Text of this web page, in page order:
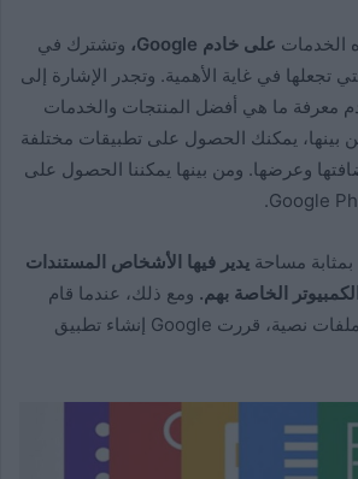
الخدمات على خادم Google،
وتشترك في
تجعلها في غاية الأهمية. وتجدر الإشارة إلى
معرفة ما هي أفضل المنتجات والخدمات
بينها، يمكنك الحصول على تطبيقات مختلفة
وعرضها. ومن بينها يمكننا الحصول على
يدير فيها الأشخاص المستندات
الخاصة بهم. ومع ذلك، عندما قام
المستخدمون بتحميل ملفات نصية، قررت Google إنشاء تطبيق